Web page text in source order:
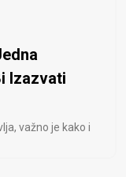
Izazvati
važno je kako i